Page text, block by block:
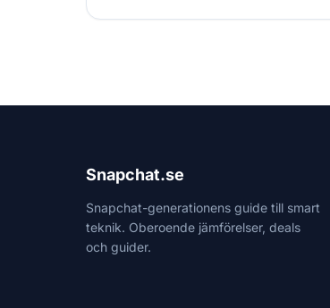
Snapchat.se
Snapchat-generationens guide till smart
teknik. Oberoende jämförelser, deals
och guider.